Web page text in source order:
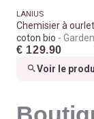
LANIUS
Chemisier à
coton bio
€ 129.90
Voir le